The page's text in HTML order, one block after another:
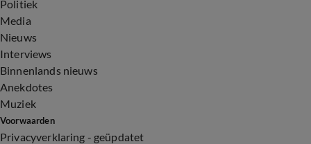
Politiek
Media
Nieuws
Interviews
Binnenlands nieuws
Anekdotes
Muziek
Voorwaarden
Privacyverklaring - geüpdatet